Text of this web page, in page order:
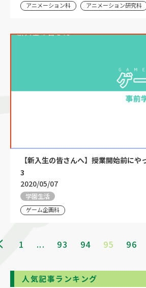
アニメーション科 アニメーション研究科
【新入生の皆さんへ】授業開始前にや
3
2020/05/07
学園生活
ゲーム企画科
1 ... 93 94 95 96
人気記事ランキング